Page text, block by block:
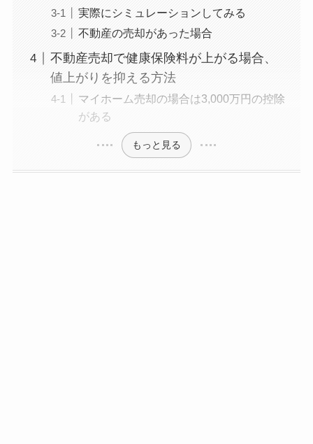
実際にシミュレーションしてみる
不動産の売却があった場合
不動産売却で健康保険料が上がる場合、
値上がりを抑える方法
マイホーム売却の場合は3,000万円の控除
がある
もっと見る